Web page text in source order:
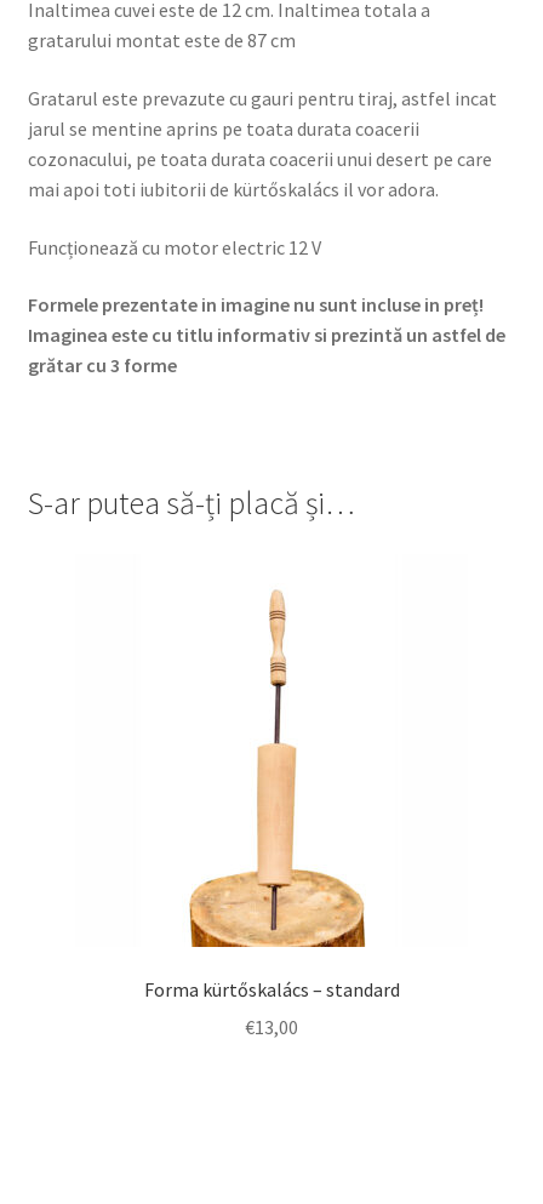
Inaltimea cuvei este de 12 cm. Inaltimea totala a
gratarului montat este de 87 cm
Gratarul este prevazute cu gauri pentru tiraj, astfel incat
jarul se mentine aprins pe toata durata coacerii
cozonacului, pe toata durata coacerii unui desert pe care
mai apoi toti iubitorii de kürtőskalács il vor adora.
Funcționează cu motor electric 12 V
Formele prezentate in imagine nu sunt incluse in preț!
Imaginea este cu titlu informativ si prezintă un astfel de
grătar cu 3 forme
S-ar putea să-ți placă și…
Forma kürtőskalács – standard
€13,00